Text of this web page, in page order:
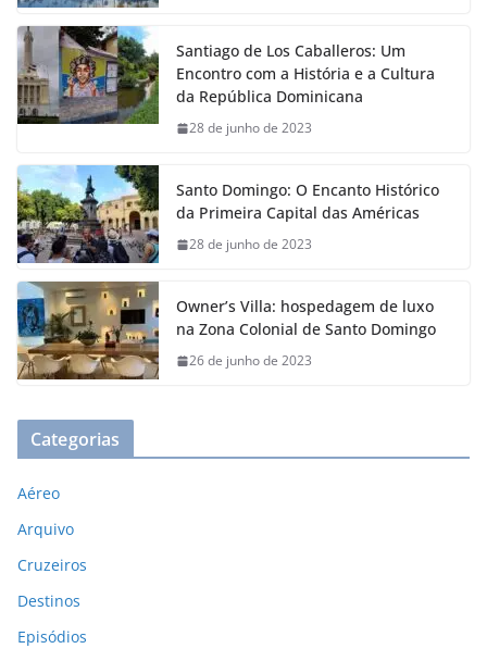
Santiago de Los Caballeros: Um
Encontro com a História e a Cultura
da República Dominicana
28 de junho de 2023
Santo Domingo: O Encanto Histórico
da Primeira Capital das Américas
28 de junho de 2023
Owner’s Villa: hospedagem de luxo
na Zona Colonial de Santo Domingo
26 de junho de 2023
Categorias
Aéreo
Arquivo
Cruzeiros
Destinos
Episódios